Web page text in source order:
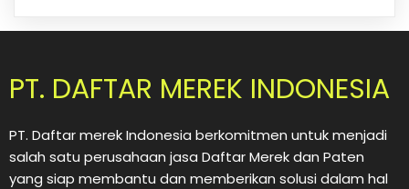
PT. DAFTAR MEREK INDONESIA
PT. Daftar merek Indonesia berkomitmen untuk menjadi
salah satu perusahaan jasa Daftar Merek dan Paten
yang siap membantu dan memberikan solusi dalam hal